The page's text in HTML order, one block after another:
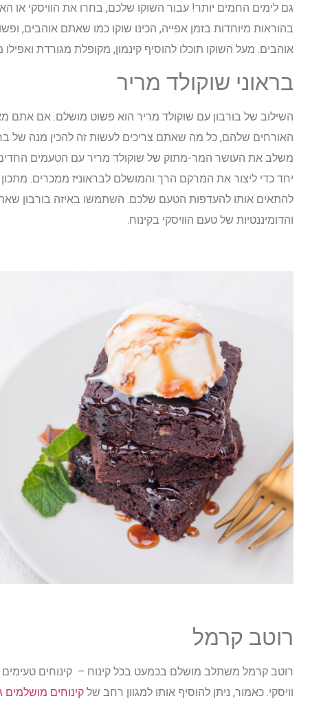
גם לימים החמים יותר! עבור השוקו שלכם, בחרו את הוויסקי או
בהוראות מיוחדות בזמן אפייה, הכינו שוקו כמו שאתם אוהבים,
אוהבים. מעל השוקו תוכלו להוסיף קינמון, מקופלת מגורדת
בראוני שוקולד מריר
השילוב של בורבון עם שוקולד מריר הוא פשוט מושלם. אם אתם
האורחים שלהם, כל מה שאתם צריכים לעשות זה להכין מנה של
משלב את העושר המר-מתוק של שוקולד מריר עם הטעמים
יחד כדי ליצור את המרקם הרך והמושלם לבראוניז ממכרים.
להתאים אותו להעדפות הטעם שלכם. השתמשו באיזה בורבון
והדומיננטיות של טעם הוויסקי בקינוח.
רוטב קרמל
רוטב קרמל משתלב מושלם בכמעט בכל קינוח – קינוחים
וויסקי. כאמור, ניתן להוסיף אותו למגוון רחב של קינוחים מושלמים